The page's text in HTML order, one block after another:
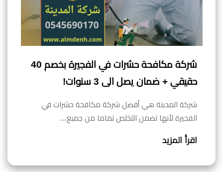
شركة مكافحة حشرات في الفجيرة بخصم 40
حقيقي + ضمان يصل الى 3 سنوات!
شركة المدينة هي أفضل شركة مكافحة حشرات في
الفجيرة لأنها تضمن التخلص تماما من جميع…
اقرأ المزيد